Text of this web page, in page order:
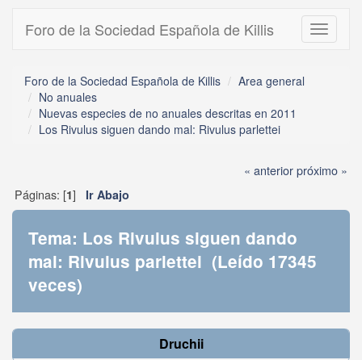
Toggle
Foro de la Sociedad Española de Killis
Foro de la Sociedad Española de Killis
Area general
No anuales
Nuevas especies de no anuales descritas en 2011
Los Rivulus siguen dando mal: Rivulus parlettei
« anteriorpróximo »
Páginas: [1] Ir Abajo
Tema: Los Rivulus siguen dando
mal: Rivulus parlettei (Leído 17345
veces)
Druchii